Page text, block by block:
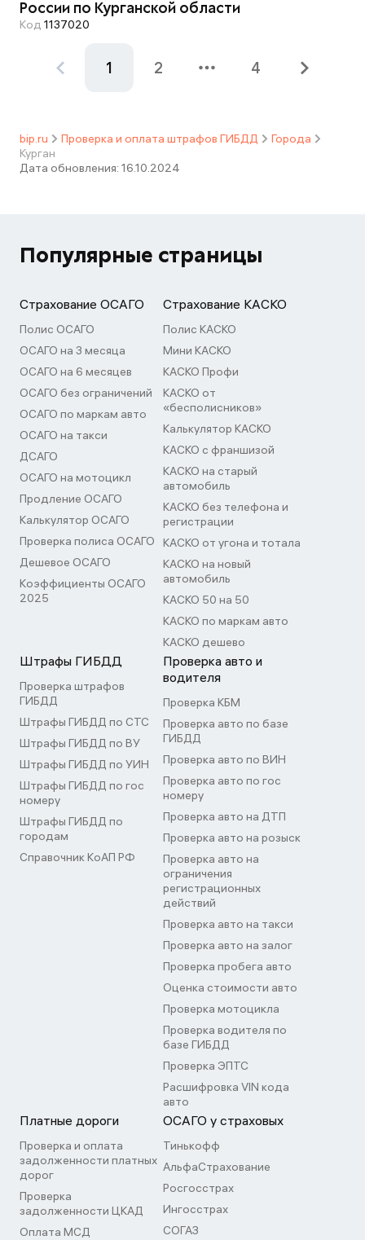
России по Курганской области
Код 1137020
1 2 4
bip.ru Проверка и оплата штрафов ГИБДД
Города
Курган
Дата обновления: 16.10.2024
Популярные страницы
Страхование ОСАГО
Полис ОСАГО
ОСАГО на 3 месяца
ОСАГО на 6 месяцев
ОСАГО без ограничений
ОСАГО по маркам авто
ОСАГО на такси
ДСАГО
ОСАГО на мотоцикл
Продление ОСАГО
Калькулятор ОСАГО
Проверка полиса ОСАГО
Дешевое ОСАГО
Коэффициенты ОСАГО
2025
Страхование КАСКО
Полис КАСКО
Мини КАСКО
КАСКО Профи
КАСКО от
«бесполисников»
Калькулятор КАСКО
КАСКО с франшизой
КАСКО на старый
автомобиль
КАСКО без телефона и
регистрации
КАСКО от угона и тотала
КАСКО на новый
автомобиль
КАСКО 50 на 50
КАСКО по маркам авто
КАСКО дешево
Штрафы ГИБДД
Проверка штрафов
ГИБДД
Штрафы ГИБДД по СТС
Штрафы ГИБДД по ВУ
Штрафы ГИБДД по УИН
Штрафы ГИБДД по гос
номеру
Штрафы ГИБДД по
городам
Справочник КоАП РФ
Проверка авто и
водителя
Проверка КБМ
Проверка авто по базе
ГИБДД
Проверка авто по ВИН
Проверка авто по гос
номеру
Проверка авто на ДТП
Проверка авто на розыск
Проверка авто на
ограничения
регистрационных
действий
Проверка авто на такси
Проверка авто на залог
Проверка пробега авто
Оценка стоимости авто
Проверка мотоцикла
Проверка водителя по
базе ГИБДД
Проверка ЭПТС
Расшифровка VIN кода
авто
Платные дороги
Проверка и оплата
задолженности платных
дорог
Проверка
задолженности ЦКАД
Оплата МСД
ОСАГО у страховых
Тинькофф
АльфаСтрахование
Росгосстрах
Ингосстрах
СОГАЗ